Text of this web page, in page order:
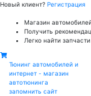
Новый клиент? Регистрация
Магазин
Получить
Легко найти
Тюнинг автомобилей и
интернет - магазин
автотюнинга
запомнить сайт